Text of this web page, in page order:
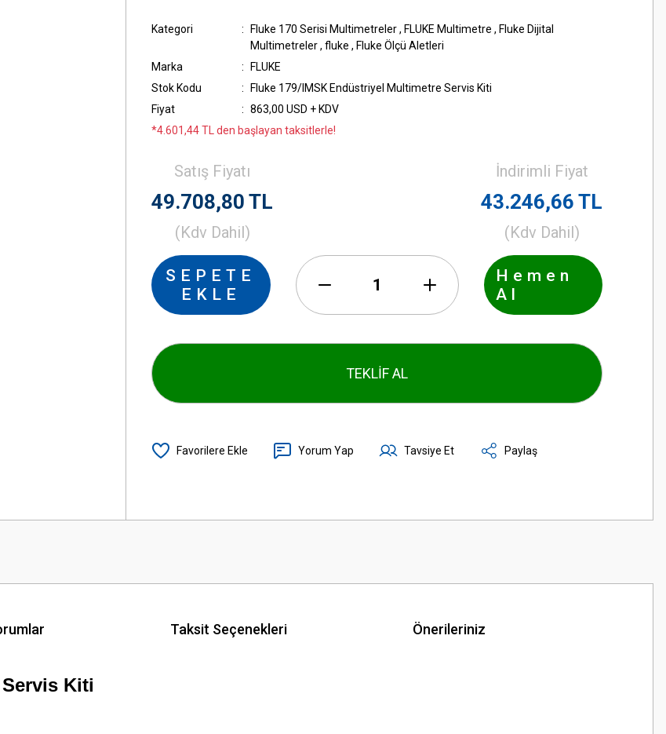
Kategori Fluke 170 Serisi Multimetreler, FLUKE Multimetre , Fluke Dijital
Multimetreler, fluke , Fluke Ölçü Aletleri
Marka
FLUKE
Stok Kodu
Fluke 179/IMSK Endüstriyel Multimetre Servis Kiti
Fiyat
863,00 USD + KDV
*4.601,44 TL den başlayan taksitlerle!
Satış Fiyatı
49.708,80 TL
(Kdv Dahil)
İndirimli Fiyat
43.246,66 TL
(Kdv Dahil)
SEPETE
EKLE
Hemen
Al
TEKLİF AL
Yorum Yap Tavsiye Et Paylaş
Taksit Seçenekleri Önerileriniz
Kiti